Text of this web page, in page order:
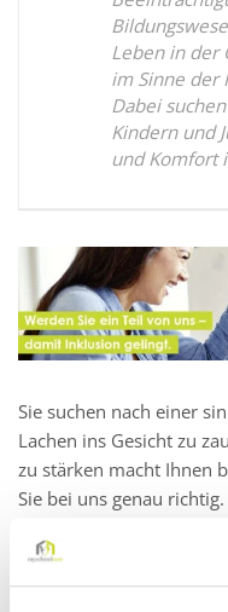
Leben in der
im Sinne der
Dabei
Kindern und
und Komfort
Sie suchen nach einer
Lachen ins Gesicht zu
zu stärken macht Ihnen
Sie bei uns genau richtig.
Schulbegleiter oder
Oberhausen in Teil